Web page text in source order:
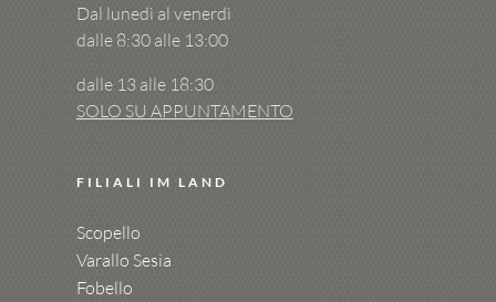
Dal lunedì al venerdì
dalle 8:30 alle 13:00
dalle 13 alle 18:30
SOLO SU APPUNTAMENTO
FILIALI IM LAND
Scopello
Varallo Sesia
Fobello